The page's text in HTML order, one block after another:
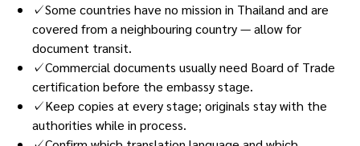
✓Some countries have no mission in Thailand and are
covered from a neighbouring country — allow for
document transit.
✓Commercial documents usually need Board of Trade
certification before the embassy stage.
✓Keep copies at every stage; originals stay with the
authorities while in process.